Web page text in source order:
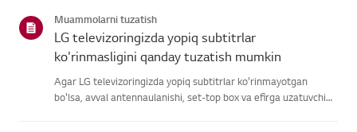
joyga o'rn...
Muammolarni tuzatish
LG televizoringizda yopiq subtitrlar
ko'rinmasligini qanday tuzatish mumkin
Agar LG televizoringizda yopiq subtitrlar ko'rinmayotgan
bo'lsa, avval antennaulanishi, set-top box va efirga uzatuvchi